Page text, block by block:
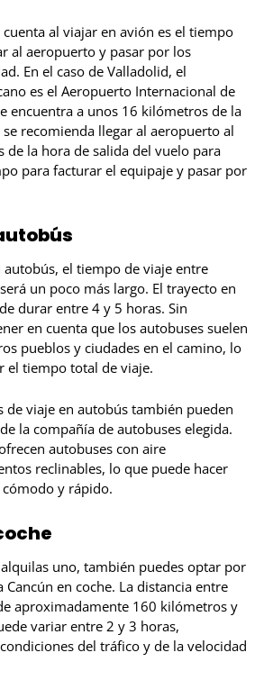
al viajar en avión es el tiempo
al aeropuerto y pasar por los
En el caso de Valladolid, el
es el Aeropuerto Internacional de
encuentra a unos 16 kilómetros de la
recomienda llegar al aeropuerto al
de la hora de salida del vuelo para
para facturar el equipaje y pasar por
autobús, el tiempo de viaje entre
un poco más largo. El trayecto en
durar entre 4 y 5 horas. Sin
en cuenta que los autobuses suelen
pueblos y ciudades en el camino, lo
el tiempo total de viaje.
de viaje en autobús también pueden
la compañía de autobuses elegida.
autobuses con aire
reclinables, lo que puede hacer
y rápido.
uno, también puedes optar por
en coche. La distancia entre
aproximadamente 160 kilómetros y
variar entre 2 y 3 horas,
del tráfico y de la velocidad